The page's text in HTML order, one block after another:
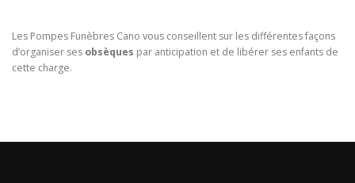
Les Pompes Funèbres Cano vous conseillent sur les différentes façons
d’organiser ses obsèques par anticipation et de libérer ses enfants de
cette charge.